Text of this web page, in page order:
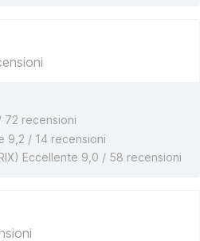
72 recensioni
9,2 / 14 recensioni
Eccellente 9,0 / 58 recensioni